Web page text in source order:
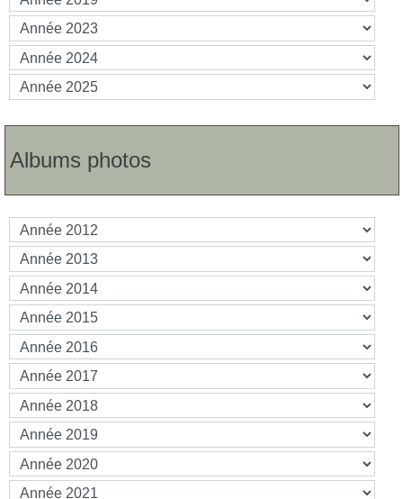
Albums photos